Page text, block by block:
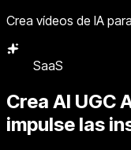
Crea vídeos de IA
SaaS
Crea AI UGC
impulse las